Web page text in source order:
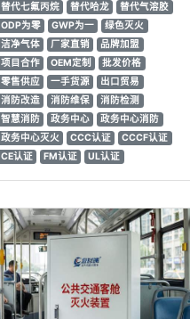
替代七氟丙烷
替代哈龙
替代气溶胶
ODP为零
GWP为一
绿色灭火
洁净气体
厂家直销
品牌加盟
项目合作
OEM定制
批发价格
零售供应
一手货源
出口贸易
消防改造
消防维保
消防检测
智慧消防
政务中心
政务中心消防
政务中心灭火
CCC认证
CCCF认证
CE认证
FM认证 UL认证